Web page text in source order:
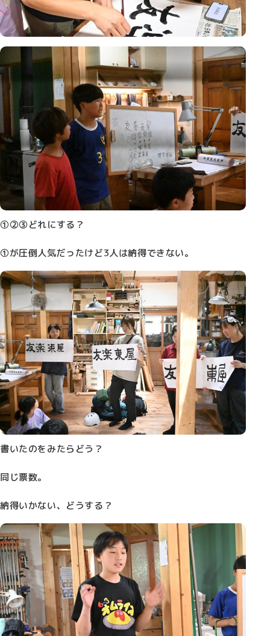
①②③どれにする？
①が圧倒人気だったけど3人は納得できない。
書いたのをみたらどう？
同じ票数。
納得いかない、どうする？